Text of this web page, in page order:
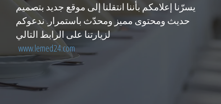
يسرّنا إعلامكم بأننا انتقلنا إلى موقع جديد بتصميم
حديث ومحتوى مميز ومحدّث باستمرار. ندعوكم
لزيارتنا على الرابط التالي
www.lemed24.com